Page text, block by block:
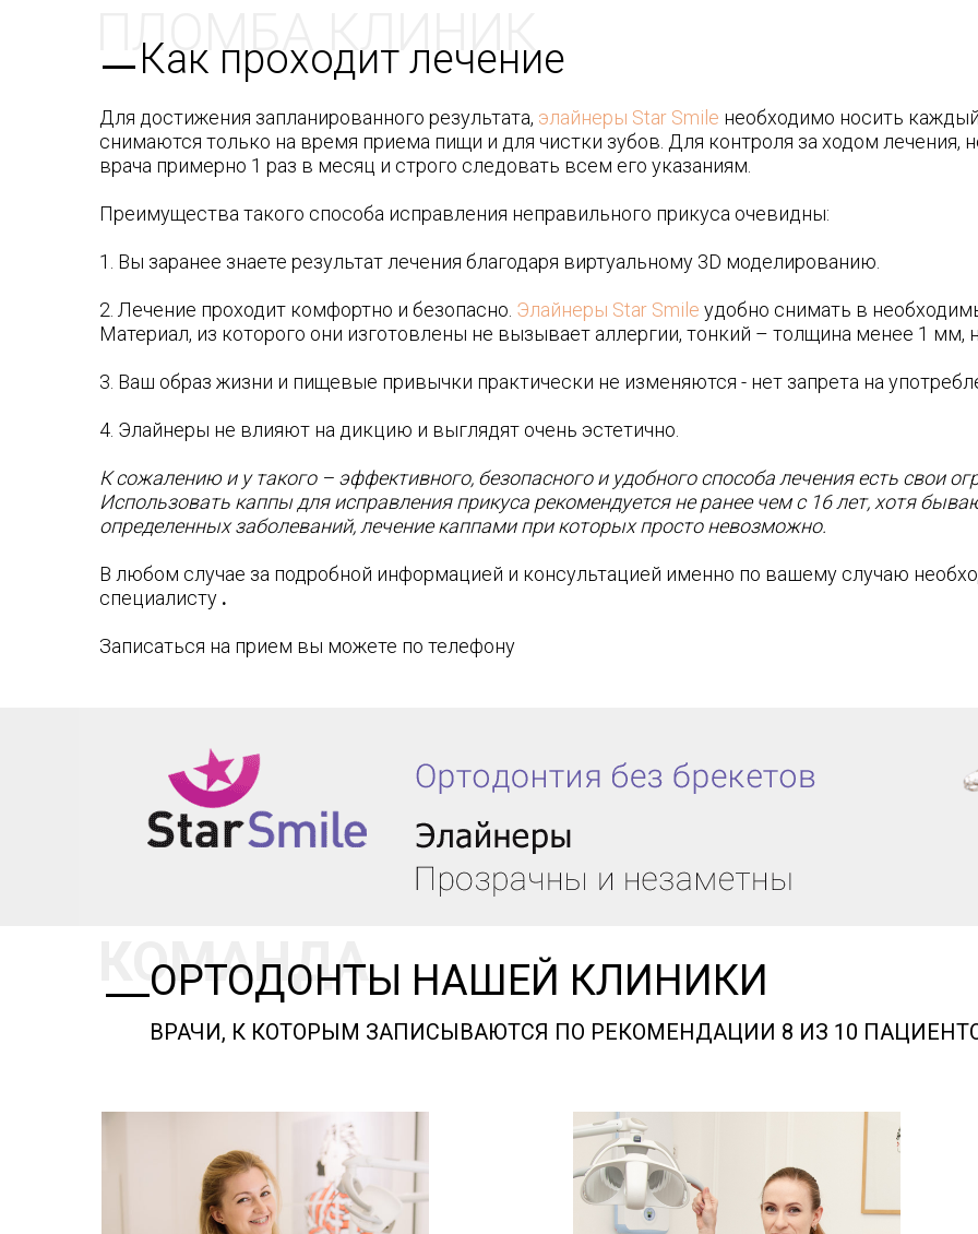
Для достижения запланированного результата, элайнеры Star Smile необходимо носить
снимаются только на время приема пищи и для чистки зубов. Для контроля за ходом лечения,
врача примерно 1 раз в месяц и строго следовать всем его указаниям.
Преимущества такого способа исправления неправильного прикуса очевидны:
1. Вы заранее знаете результат лечения благодаря виртуальному 3D моделированию.
2. Лечение проходит комфортно и безопасно. Элайнеры Star Smile удобно снимать в
Материал, из которого они изготовлены не вызывает аллергии, тонкий – толщина менее 1 мм,
3. Ваш образ жизни и пищевые привычки практически не изменяются - нет запрета на
4. Элайнеры не влияют на дикцию и выглядят очень эстетично.
К сожалению и у такого – эффективного, безопасного и удобного способа лечения есть свои
Использовать каппы для исправления прикуса рекомендуется не ранее чем с 16 лет, хотя
определенных заболеваний, лечение каппами при которых просто невозможно.
В любом случае за подробной информацией и консультацией именно по вашему случаю
специалисту .
Записаться на прием вы можете по телефону
ПЛОМБА КЛИНИК
Как проходит лечение
КОМАНДА
ОРТОДОНТЫ НАШЕЙ КЛИНИКИ
ВРАЧИ, К КОТОРЫМ ЗАПИСЫВАЮТСЯ ПО РЕКОМЕНДАЦИИ 8 ИЗ 10